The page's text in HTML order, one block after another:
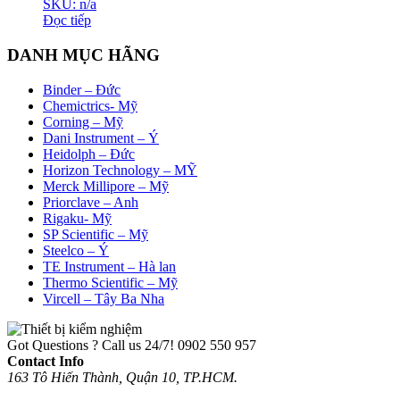
SKU: n/a
Đọc tiếp
DANH MỤC HÃNG
Binder – Đức
Chemictrics- Mỹ
Corning – Mỹ
Dani Instrument – Ý
Heidolph – Đức
Horizon Technology – MỸ
Merck Millipore – Mỹ
Priorclave – Anh
Rigaku- Mỹ
SP Scientific – Mỹ
Steelco – Ý
TE Instrument – Hà lan
Thermo Scientific – Mỹ
Vircell – Tây Ba Nha
Got Questions ? Call us 24/7! 0902 550 957
Contact Info
163 Tô Hiến Thành, Quận 10, TP.HCM.